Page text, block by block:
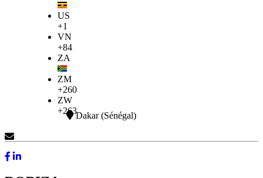
US
+1
VN
+84
ZA
ZM
+260
ZW
+263Dakar (Sénégal)